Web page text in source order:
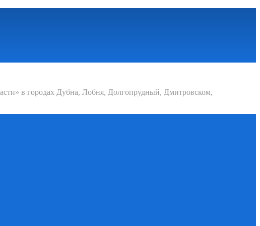
в городах Дубна, Лобня, Долгопрудный, Дмитровском,